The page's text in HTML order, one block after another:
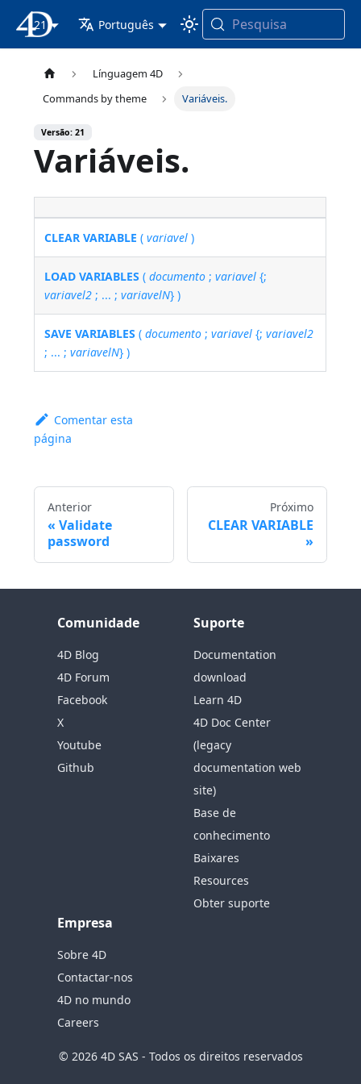
Documentação 4D
21 Português Pesquisa
Línguagem 4D
Commands by theme
Variáveis.
Versão: 21
Variáveis.
CLEAR VARIABLE (variavel )
LOAD VARIABLES (documento ;variavel {;
variavel2 ; ... ;variavelN} )
SAVE VARIABLES (documento ;variavel {;variavel2
; ... ;variavelN} )
Comentar esta
página
Anterior
Validate
password
Próximo
CLEAR VARIABLE
Comunidade
4D Blog
4D Forum
Facebook
X
Youtube
Github
Suporte
Documentation
download
Learn 4D
4D Doc Center
(legacy
documentation web
site)
Base de
conhecimento
Baixares
Resources
Obter suporte
Empresa
Sobre 4D
Contactar-nos
4D no mundo
Careers
© 2026 4D SAS - Todos os direitos reservados